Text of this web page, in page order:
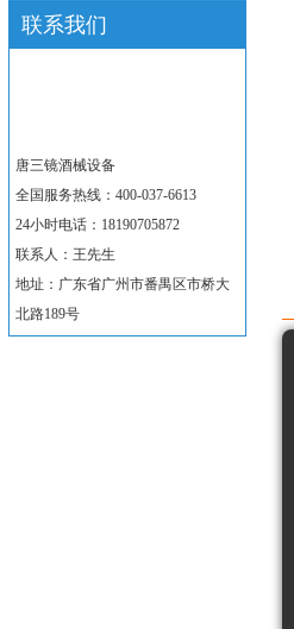
联系我们
唐三镜酒械设备
全国服务热线：400-037-6613
24小时电话：18190705872
联系人：王先生
地址：广东省广州市番禺区市桥大
北路189号